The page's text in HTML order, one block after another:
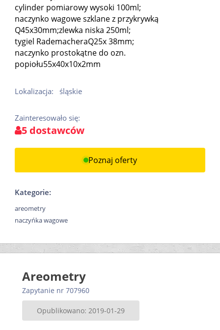
cylinder pomiarowy wysoki 100ml;
naczynko wagowe szklane z przykrywką
Q45x30mm;zlewka niska 250ml;
tygiel RademacheraQ25x 38mm;
naczynko prostokątne do ozn.
popiołu55x40x10x2mm
Lokalizacja: śląskie
Zainteresowało się:
5 dostawców
Poznaj oferty
Kategorie:
areometry
naczyńka wagowe
Areometry
Zapytanie nr 707960
Opublikowano: 2019-01-29